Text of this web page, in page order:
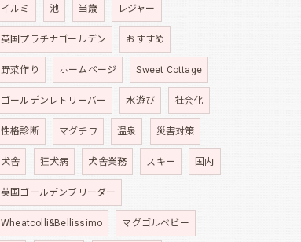
イルミ 池 当歳 レジャー
英国プラチナゴールデン おすすめ
野菜作り ホームページ Sweet Cottage
ゴールデンレトリーバー 水遊び 社会化
性格診断 マグチワ 温泉 災害対策
犬舎 狂犬病 犬舎業務 スキー 国内
英国ゴールデンブリーダー
Wheatcolli&Bellissimo マグゴルベビー